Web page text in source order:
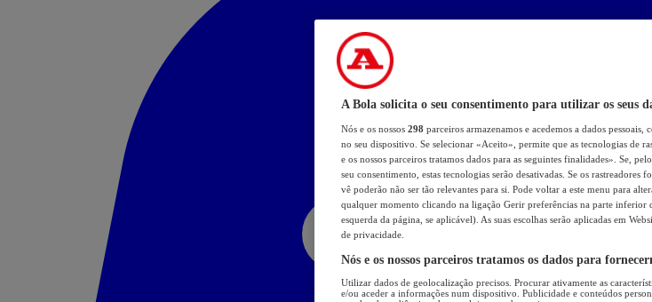
A Bola solicita o seu consentimento para utilizar os seus
Nós e os nossos 298 parceiros armazenamos e acedemos a dados
no seu dispositivo. Se selecionar «Aceito», permite que as tecnologias de
e os nossos parceiros tratamos dados para as seguintes finalidades». Se,
seu consentimento, estas tecnologias serão desativadas. Se os rastreadores
vê poderão não ser tão relevantes para si. Pode voltar a este menu para
qualquer momento clicando na ligação Gerir preferências na parte
esquerda da página, se aplicável). As suas escolhas serão aplicadas em
de privacidade.
Nós e os nossos parceiros tratamos os dados para
Utilizar dados de geolocalização precisos. Procurar ativamente as
e/ou aceder a informações num dispositivo. Publicidade e conteúdos